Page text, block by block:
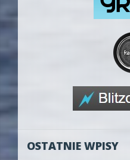
OSTATNIE WPISY